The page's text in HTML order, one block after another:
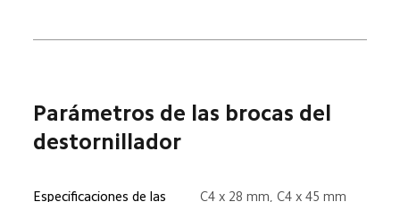
Parámetros de las brocas del
destornillador
Especificaciones de las
C4 x 28 mm, C4 x 45 mm